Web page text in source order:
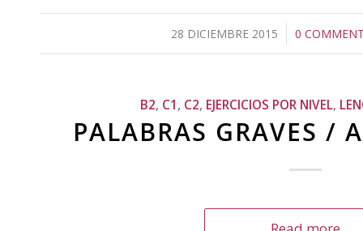
28 DICIEMBRE 2015
/ 0 /
B2, C1 , C2, EJERCICIOS POR NIVEL,
PALABRAS GRAVES /